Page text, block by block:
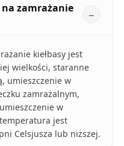
na zamrażanie
kiełbasy jest
wielkości, staranne
umieszczenie w
zamrażalnym,
w
jest
Celsjusza lub niższej.